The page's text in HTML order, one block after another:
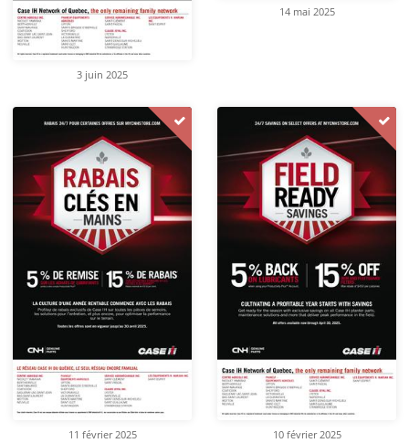
3 juin 2025
14 mai 2025
11 février 2025 10 février 2025